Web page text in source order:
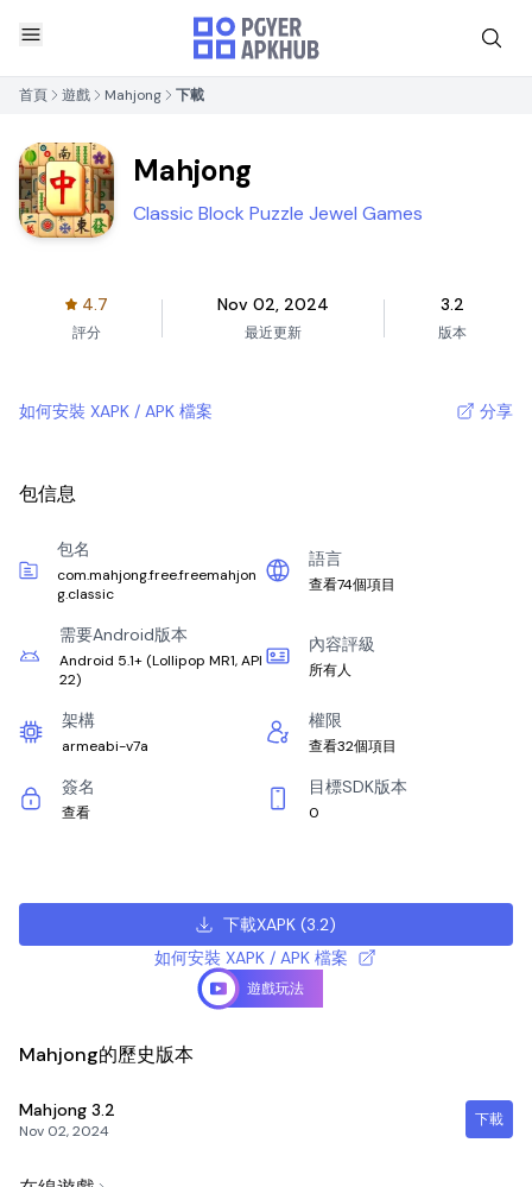
首頁 遊戲 Mahjong 下載
Mahjong
Classic Block Puzzle Jewel Games
4.7
評分
Nov 02, 2024
最近更新
3.2
版本
如何安裝 XAPK / APK 檔案 分享
包信息
包名
com.mahjong.free.freemahjon
g.classic
語言
查看74個項目
需要Android版本
Android 5.1+ (Lollipop MR1, API
22)
內容評級
所有人
架構
armeabi-v7a
權限
查看32個項目
簽名
查看
目標SDK版本
0
下載XAPK (3.2)
如何安裝 XAPK / APK 檔案
遊戲玩法
Mahjong的歷史版本
Mahjong 3.2
Nov 02, 2024
下載